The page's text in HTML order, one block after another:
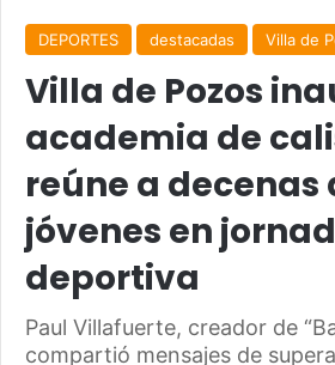
DEPORTES destacadas Villa de
Villa de Pozos
academia de
reúne a decenas
jóvenes en
deportiva
Paul Villafuerte, creador de
compartió mensajes de